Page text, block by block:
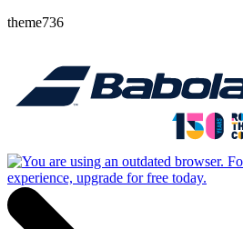
theme736